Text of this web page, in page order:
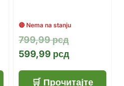
799,99рсдОригинална
цена
је
била:
599,99 рсдТренутна
цена
је:
Прочитајте